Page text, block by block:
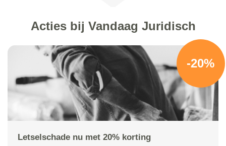
Acties bij Vandaag Juridisch
-20%
Letselschade nu met 20% korting